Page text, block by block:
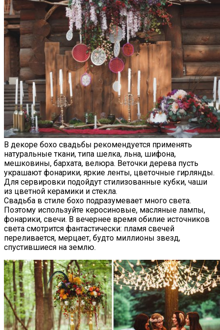
В декоре бохо свадьбы рекомендуется применять
натуральные ткани, типа шелка, льна, шифона,
мешковины, бархата, велюра. Веточки дерева пусть
украшают фонарики, яркие ленты, цветочные гирлянды.
Для сервировки подойдут стилизованные кубки, чаши
из цветной керамики и стекла.
Свадьба в стиле бохо подразумевает много света.
Поэтому используйте керосиновые, масляные лампы,
фонарики, свечи. В вечернее время обилие источников
света смотрится фантастически: пламя свечей
переливается, мерцает, будто миллионы звезд,
спустившиеся на землю.